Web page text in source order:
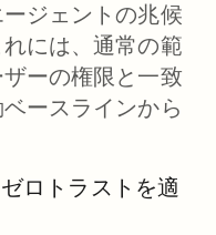
ジェントの兆候
には、通常の範
ーの権限と一致
ースラインから
ロトラストを適